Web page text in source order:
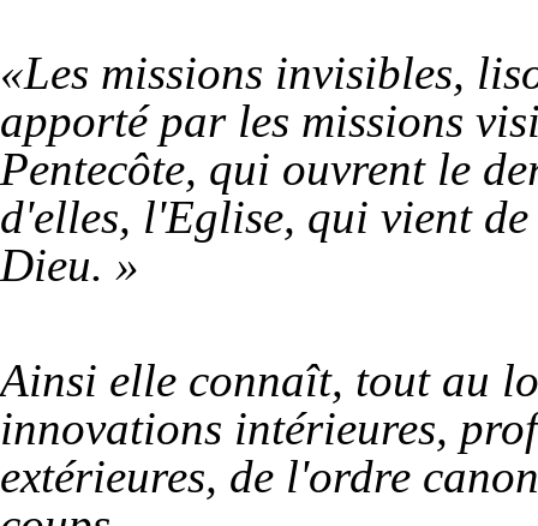
«Les missions invisibles,
apporté par les missions
Pentecôte, qui ouvrent le
d'elles, l'Eglise, qui vient
Dieu. »
Ainsi elle connaît, tout au
innovations intérieures,
extérieures, de l'ordre